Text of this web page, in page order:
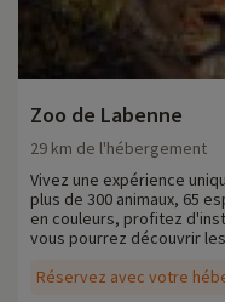
Zoo de Labenne
Réservez avec votre
29 km de l'hébergement
Vivez une expérience
plus de 300 animaux, 65
en couleurs, profitez
vous pourrez découvrir